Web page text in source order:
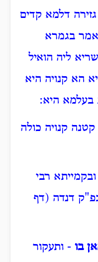
דלמא קדים
בגמרא
ליה הואיל
הא קנויה היא
בעלמא היא:
קנויה כולה
רבי
דנדה (דף
בו - ותעקור